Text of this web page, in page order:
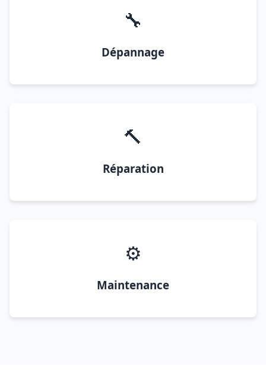
🔧
Dépannage
🔨
Réparation
⚙️
Maintenance